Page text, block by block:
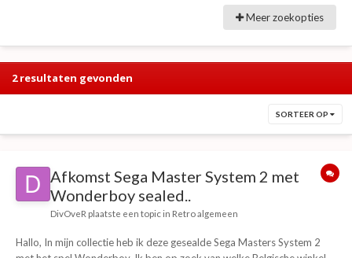
Meer zoekopties
2 resultaten gevonden
SORTEER OP
Afkomst Sega Master System 2 met
Wonderboy sealed..
DivOveR plaatste een topic in Retro algemeen
Hallo, In mijn collectie heb ik deze gesealde Sega Masters System 2